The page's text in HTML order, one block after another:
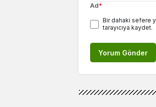
Ad*
Bir dahaki sefere
tarayıcıya kaydet.
Yorum Gönder